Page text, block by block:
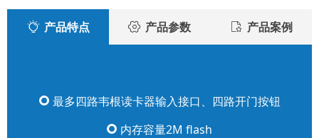
产品特点 产品参数 产品案例
最多四路韦根读卡器输入接口、四路开门按钮
内存容量2M flash